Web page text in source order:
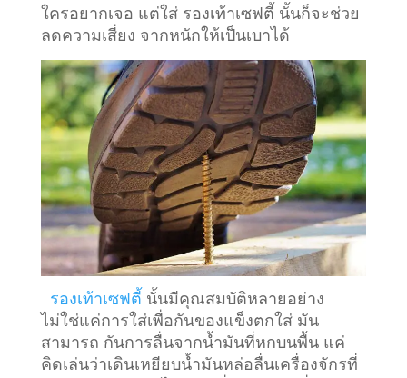
ใครอยากเจอ แต่ใส่ รองเท้าเซฟตี้ นั้นก็จะช่วย
ลดความเสี่ยง จากหนักให้เป็นเบาได้
รองเท้าเซฟตี้ นั้นมีคุณสมบัติหลายอย่าง
ไม่ใช่แค่การใส่เพื่อกันของแข็งตกใส่ มัน
สามารถ กันการลื่นจากน้ำมันที่หกบนพื้น แค่
คิดเล่นว่าเดินเหยียบน้ำมันหล่อลื่นเครื่องจักรที่